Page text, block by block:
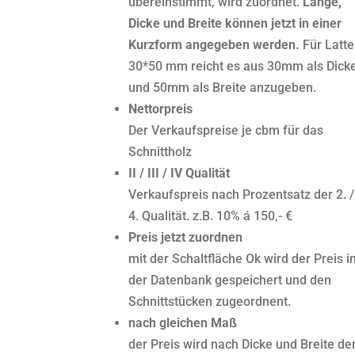
Dicke und Breite können jetzt in einer
Kurzform angegeben werden. Für
30*50 mm reicht es aus 30mm als
und 50mm als Breite anzugeben.
Nettorpreis
Der Verkaufspreise je cbm für das
Schnittholz
II / III / IV Qualität
Verkaufspreis nach Prozentsatz der 2.
4. Qualität. z.B. 10% á 150,- €
Preis jetzt zuordnen
mit der Schaltfläche Ok wird der Preis in
der Datenbank gespeichert und den
Schnittstücken zugeordnent.
nach gleichen Maß
der Preis wird nach Dicke und Breite